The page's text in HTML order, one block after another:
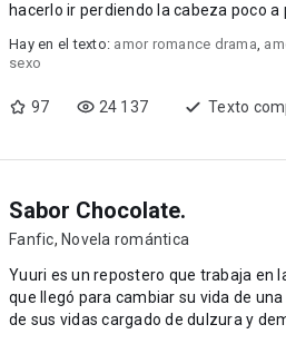
hacerlo ir perdiendo la cabeza poco a
Hay en el texto: amor romance drama,
sexo
97 24 137 Texto
Sabor Chocolate.
Fanfic, Novela romántica
Yuuri es un repostero que trabaja en
que llegó para cambiar su vida de
de sus vidas cargado de dulzura y